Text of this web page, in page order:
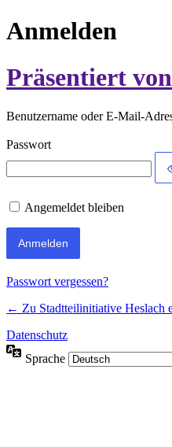
Anmelden
Präsentiert
Benutzername oder E-Mail-
Passwort
Angemeldet bleiben
Passwort vergessen?
← Zu Stadtteilinitiative Heslach
Datenschutz
Sprache